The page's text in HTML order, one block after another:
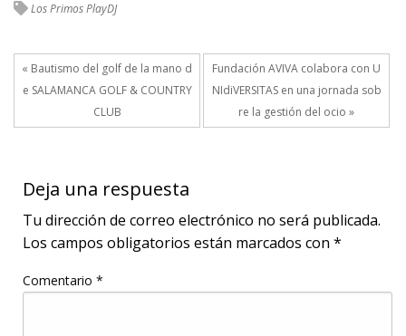
Los PrimosPlayDJ
« Bautismo del golf de la mano d
e SALAMANCA GOLF & COUNTRY
CLUB
Fundación AVIVA colabora con U
NIdiVERSITAS en una jornada sob
re la gestión del ocio »
Deja una respuesta
Tu dirección de correo electrónico no será publicada.
Los campos obligatorios están marcados con *
Comentario *